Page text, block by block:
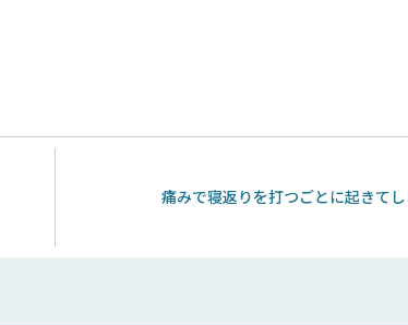
痛みで寝返りを打つごとに起きて